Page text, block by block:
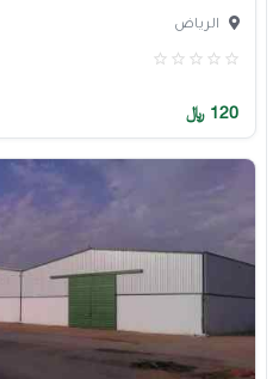
الرياض
120 ﷼